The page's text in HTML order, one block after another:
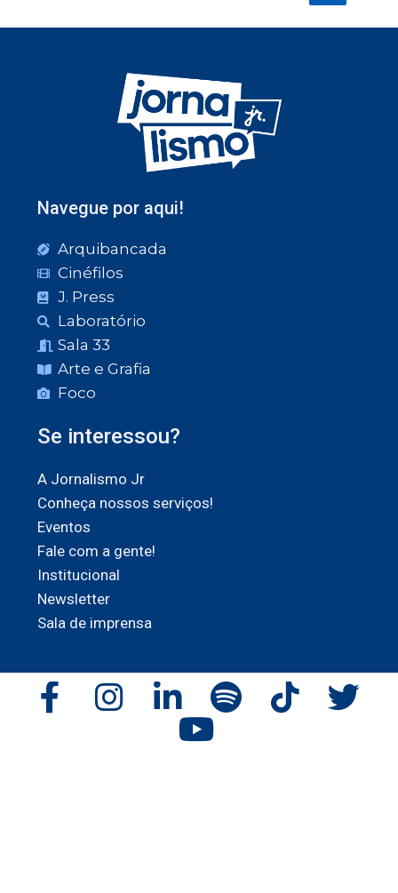
Navegue por aqui!
Arquibancada
Cinéfilos
J. Press
Laboratório
Sala 33
Arte e Grafia
Foco
Se interessou?
A Jornalismo Jr
Conheça nossos serviços!
Eventos
Fale com a gente!
Institucional
Newsletter
Sala de imprensa